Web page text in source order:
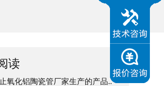
读
氧化铝陶瓷管厂家生产的产品..